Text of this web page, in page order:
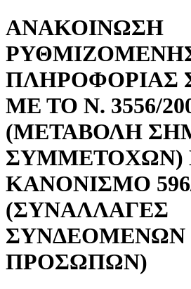
ΑΝΑΚΟΙΝΩΣΗ
ΠΛΗΡΟΦΟΡΙΑΣ
ΜΕ ΤΟ Ν. 3556/
(ΜΕΤΑΒΟΛΗ
ΣΥΜΜΕΤΟΧΩΝ)
ΚΑΝΟΝΙΣΜΟ
(ΣΥΝΑΛΛΑΓΕΣ
ΣΥΝΔΕΟΜΕΝΩΝ
ΠΡΟΣΩΠΩΝ)